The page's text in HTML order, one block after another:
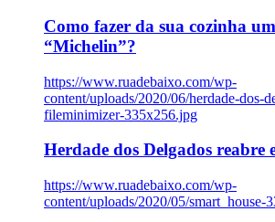
Como fazer da sua cozinha
“Michelin”?
https://www.ruadebaixo.com/wp-
content/uploads/2020/06/herdade-dos-
fileminimizer-335x256.jpg
Herdade dos Delgados reabre
https://www.ruadebaixo.com/wp-
content/uploads/2020/05/smart_house-